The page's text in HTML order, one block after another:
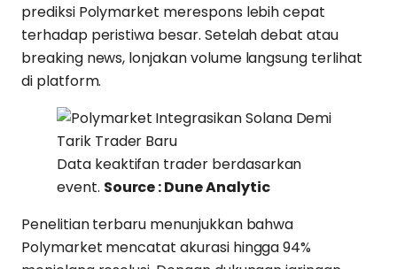
prediksi Polymarket merespons lebih cepat
terhadap peristiwa besar. Setelah debat atau
breaking news, lonjakan volume langsung terlihat
di platform.
Data keaktifan trader berdasarkan
event. Source : Dune Analytic
Penelitian terbaru menunjukkan bahwa
Polymarket mencatat akurasi hingga 94%